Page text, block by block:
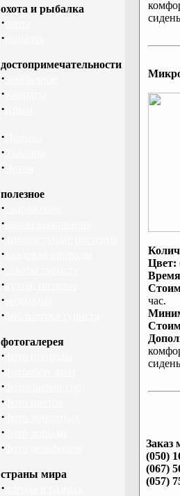
охота и рыбалка
·
·
достопримечательности
·
·
·
·
·
·
полезное
·
·
·
·
·
·
·
·
фотогалерея
·
·
·
·
·
·
·
страны мира
·
Цвет:
час.
Заказ
(050)
(067)
(057)